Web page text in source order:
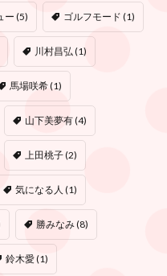
ー (5) ゴルフモード (1)
川村昌弘 (1)
馬場咲希(1)
山下美夢有(4)
上田桃子(2)
気になる人 (1)
勝みなみ(8)
鈴木愛(1)